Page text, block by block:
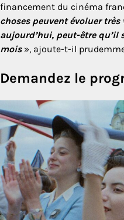
financement du cinéma
choses peuvent évoluer très
aujourd’hui, peut-être
mois», ajoute-t-il
Demandez le